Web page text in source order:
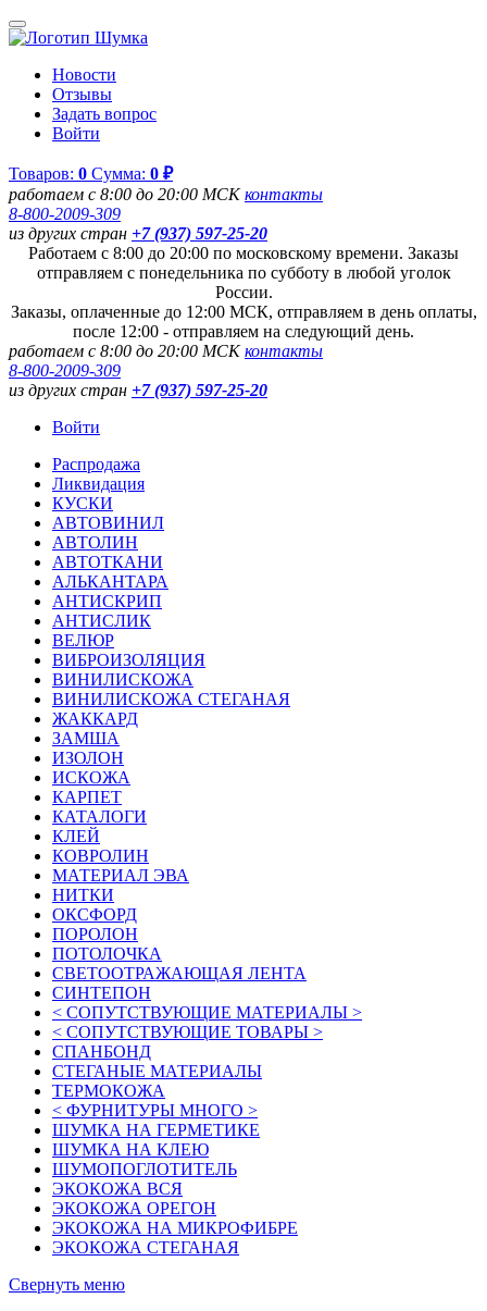
Новости
Отзывы
Задать вопрос
Войти
Товаров: 0 Сумма: 0 ₽
работаем с 8:00 до 20:00 МСКконтакты
8-800-2009-309
из других стран +7 (937) 597-25-20
Работаем с 8:00 до 20:00 по московскому времени. Заказы
отправляем с понедельника по субботу в любой уголок
России.
Заказы, оплаченные до 12:00 МСК, отправляем в день оплаты,
после 12:00 - отправляем на следующий день.
работаем с 8:00 до 20:00 МСКконтакты
8-800-2009-309
из других стран +7 (937) 597-25-20
Войти
Распродажа
Ликвидация
КУСКИ
АВТОВИНИЛ
АВТОЛИН
АВТОТКАНИ
АЛЬКАНТАРА
АНТИСКРИП
АНТИСЛИК
ВЕЛЮР
ВИБРОИЗОЛЯЦИЯ
ВИНИЛИСКОЖА
ВИНИЛИСКОЖА СТЕГАНАЯ
ЖАККАРД
ЗАМША
ИЗОЛОН
ИСКОЖА
КАРПЕТ
КАТАЛОГИ
КЛЕЙ
КОВРОЛИН
МАТЕРИАЛ ЭВА
НИТКИ
ОКСФОРД
ПОРОЛОН
ПОТОЛОЧКА
СВЕТООТРАЖАЮЩАЯ ЛЕНТА
СИНТЕПОН
< СОПУТСТВУЮЩИЕ МАТЕРИАЛЫ >
< СОПУТСТВУЮЩИЕ ТОВАРЫ >
СПАНБОНД
СТЕГАНЫЕ МАТЕРИАЛЫ
ТЕРМОКОЖА
< ФУРНИТУРЫ МНОГО >
ШУМКА НА ГЕРМЕТИКЕ
ШУМКА НА КЛЕЮ
ШУМОПОГЛОТИТЕЛЬ
ЭКОКОЖА ВСЯ
ЭКОКОЖА ОРЕГОН
ЭКОКОЖА НА МИКРОФИБРЕ
ЭКОКОЖА СТЕГАНАЯ
Свернуть меню